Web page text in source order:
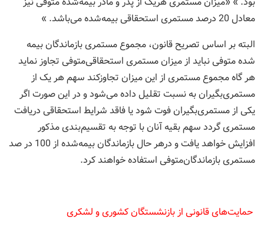
معادل ‌20 درصد مستمری استحقاقی بیمه‌شده می‌باشد. »
البته بر اساس تصريح قانون، مجموع مستمری‌ بازماندگان بیمه‌
شده متوفی نباید از میزان مستمری استحقاقی‌متوفی تجاوز نماید
هر گاه مجموع مستمری از این میزان تجاوزکند سهم هر یک از
مستمری‌بگیران به نسبت تقلیل داده می‌شود و در این صورت اگر
یکی از مستمری‌بگیران فوت شود یا فاقد شرایط استحقاقی دریافت
مستمری گردد سهم بقیه آنان با توجه ‌به تقسیم‌بندی مذکور
افزایش خواهد یافت و درهر حال بازماندگان بیمه‌شده از 100 در صد
مستمری بازماندگان‌متوفی استفاده خواهند کرد.
حمایت‌های قانونی از بازنشستگان کشوری و لشکری